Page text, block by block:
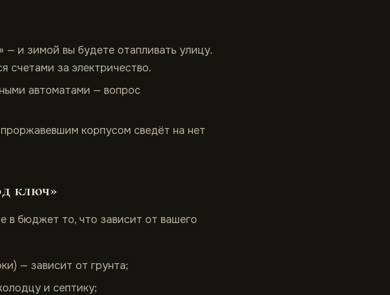
— и зимой вы будете отапливать улицу.
счетами за электричество.
автоматами — вопрос
корпусом сведёт на нет
ключ»
в бюджет то, что зависит от вашего
— зависит от грунта;
и септику;